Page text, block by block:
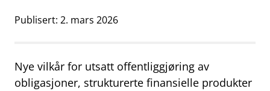
Finanstilsynets registre
businessOm Finanstilsynet
Publisert: 2. mars 2026
Nye vilkår for utsatt offentliggjøring av
obligasjoner, strukturerte finansielle produkter